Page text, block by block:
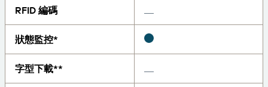
資產追蹤功能
盤點
醫材
製藥
部落格
資源庫
網路研討會
生命週期時間表
價和服務。
提交支援請求，取得目前提供支援的 BarTender 產品
技術協助。
RFID 編碼
狀態監控*
字型下載**